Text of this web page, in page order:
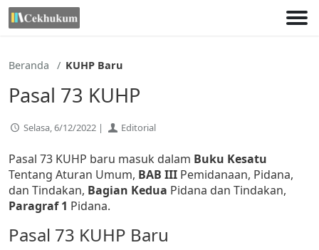
Lewati
ke
Beranda KUHP Baru
Pasal 73 KUHP
Selasa, 6/12/2022 | Editorial
Pasal 73 KUHP baru masuk dalam Buku Kesatu
Tentang Aturan Umum, BAB III Pemidanaan, Pidana,
dan Tindakan, Bagian Kedua Pidana dan Tindakan,
Paragraf 1 Pidana.
Pasal 73 KUHP Baru